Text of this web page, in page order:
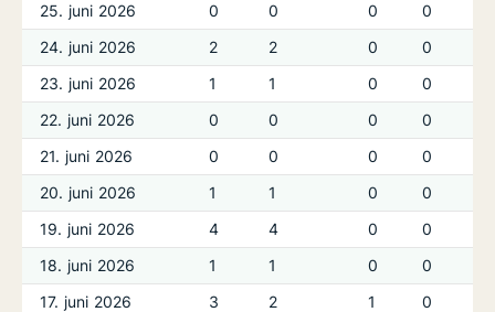
25. juni 2026 0 0 0
0
24. juni 2026
2 2 0
0
23. juni 2026
1 1 0
0
22. juni 2026
0 0 0
0
21. juni 2026
0 0 0
0
20. juni 2026
1 1 0
0
19. juni 2026
4 4 0
0
18. juni 2026
1 1 0
0
17. juni 2026
3 2 1
0